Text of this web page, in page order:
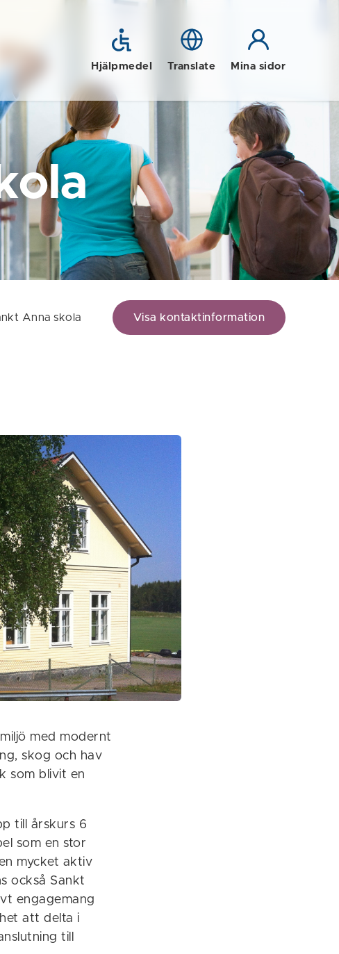
Hjälpmedel Translate Mina sidor
Anna skola Visa kontaktinformation
med modernt
skog och hav
som blivit en
till årskurs 6
som en stor
mycket aktiv
också Sankt
engagemang
att delta i
till